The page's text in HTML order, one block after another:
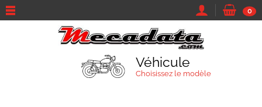
0
Véhicule
Choisissez le modèle